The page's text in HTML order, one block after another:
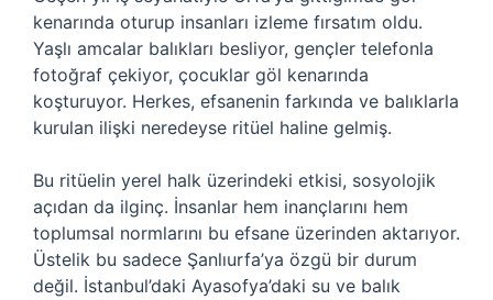
kenarında oturup insanları izleme fırsatım oldu.
Yaşlı amcalar balıkları besliyor, gençler telefonla
fotoğraf çekiyor, çocuklar göl kenarında
koşturuyor. Herkes, efsanenin farkında ve balıklarla
kurulan ilişki neredeyse ritüel haline gelmiş.
Bu ritüelin yerel halk üzerindeki etkisi, sosyolojik
açıdan da ilginç. İnsanlar hem inançlarını hem
toplumsal normlarını bu efsane üzerinden aktarıyor.
Üstelik bu sadece Şanlıurfa’ya özgü bir durum
değil. İstanbul’daki Ayasofya’daki su ve balık